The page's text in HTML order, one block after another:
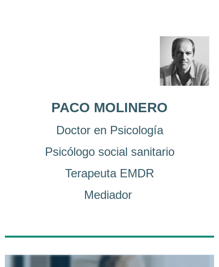
PACO MOLINERO
Doctor en Psicología
Psicólogo social sanitario
Terapeuta EMDR
Mediador